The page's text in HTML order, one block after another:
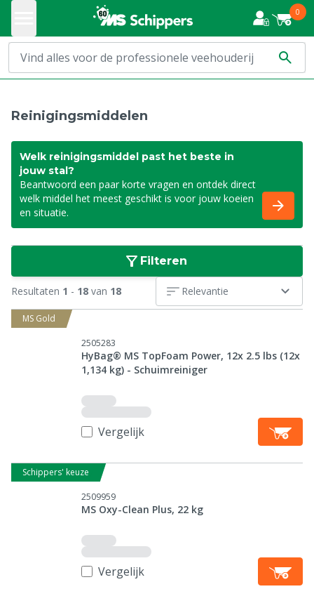
0
Reinigingsmiddelen
Welk reinigingsmiddel past het beste in
jouw stal?
Beantwoord een paar korte vragen en ontdek direct
welk middel het meest geschikt is voor jouw koeien
en situatie.
Filteren
Resultaten 1 - 18 van 18 Relevantie
MS Gold
2505283
HyBag® MS TopFoam Power, 12x 2.5 lbs (12x
1,134 kg) - Schuimreiniger
Vergelijk
Schippers' keuze
2509959
MS Oxy-Clean Plus, 22 kg
Vergelijk